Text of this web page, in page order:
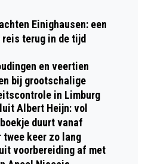
Einighausen: een
reis terug in de tijd
en veertien
bij grootschalige
in Limburg
Albert Heijn: vol
duurt vanaf
twee keer zo lang
voorbereiding af met